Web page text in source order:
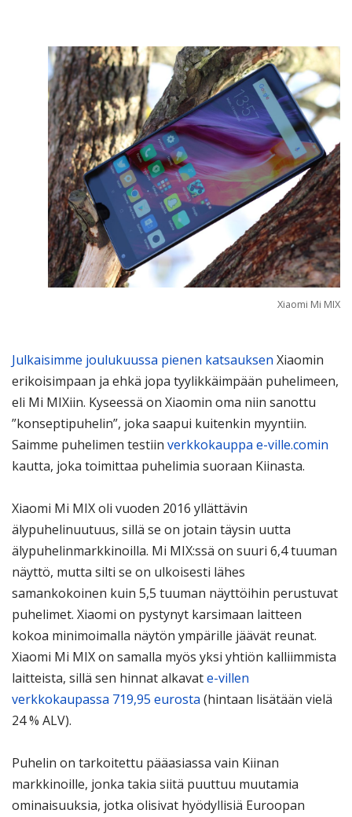
Xiaomi Mi MIX
Julkaisimme joulukuussa pienen katsauksen Xiaomin
erikoisimpaan ja ehkä jopa tyylikkäimpään puhelimeen,
eli Mi MIXiin. Kyseessä on Xiaomin oma niin sanottu
”konseptipuhelin”, joka saapui kuitenkin myyntiin.
Saimme puhelimen testiin verkkokauppa e-ville.comin
kautta, joka toimittaa puhelimia suoraan Kiinasta.
Xiaomi Mi MIX oli vuoden 2016 yllättävin
älypuhelinuutuus, sillä se on jotain täysin uutta
älypuhelinmarkkinoilla. Mi MIX:ssä on suuri 6,4 tuuman
näyttö, mutta silti se on ulkoisesti lähes
samankokoinen kuin 5,5 tuuman näyttöihin perustuvat
puhelimet. Xiaomi on pystynyt karsimaan laitteen
kokoa minimoimalla näytön ympärille jäävät reunat.
Xiaomi Mi MIX on samalla myös yksi yhtiön kalliimmista
laitteista, sillä sen hinnat alkavate-villen
verkkokaupassa 719,95 eurosta (hintaan lisätään vielä
24 % ALV).
Puhelin on tarkoitettu pääasiassa vain Kiinan
markkinoille, jonka takia siitä puuttuu muutamia
ominaisuuksia, jotka olisivat hyödyllisiä Euroopan